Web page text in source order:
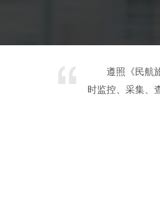
遵照《民航
时监控、采集、